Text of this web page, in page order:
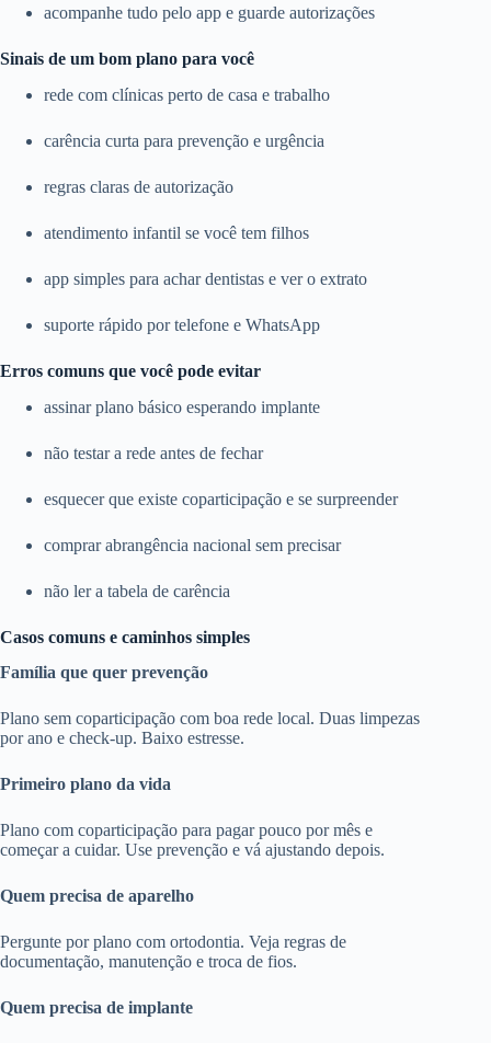
acompanhe tudo pelo app e guarde autorizações
Sinais de um bom plano para você
rede com clínicas perto de casa e trabalho
carência curta para prevenção e urgência
regras claras de autorização
atendimento infantil se você tem filhos
app simples para achar dentistas e ver o extrato
suporte rápido por telefone e WhatsApp
Erros comuns que você pode evitar
assinar plano básico esperando implante
não testar a rede antes de fechar
esquecer que existe coparticipação e se surpreender
comprar abrangência nacional sem precisar
não ler a tabela de carência
Casos comuns e caminhos simples
Família que quer prevenção
Plano sem coparticipação com boa rede local. Duas limpezas
por ano e check-up. Baixo estresse.
Primeiro plano da vida
Plano com coparticipação para pagar pouco por mês e
começar a cuidar. Use prevenção e vá ajustando depois.
Quem precisa de aparelho
Pergunte por plano com ortodontia. Veja regras de
documentação, manutenção e troca de fios.
Quem precisa de implante